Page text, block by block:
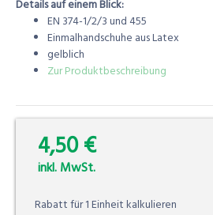
Details auf einem Blick:
EN 374-1/2/3 und 455
Einmalhandschuhe aus Latex
gelblich
Zur Produktbeschreibung
4,50 €
inkl. MwSt.
Rabatt für1Einheitkalkulieren